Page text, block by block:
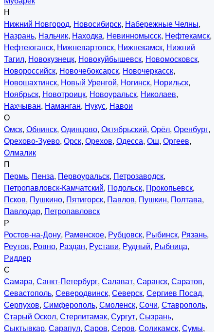
Н
Нижний Новгород, Новосибирск, Набережные Челны,
Назрань, Нальчик, Находка, Невинномысск, Нефтекамск,
Нефтеюганск, Нижневартовск, Нижнекамск, Нижний
Тагил, Новокузнецк, Новокуйбышевск, Новомосковск,
Новороссийск, Новочебоксарск, Новочеркасск,
Новошахтинск, Новый Уренгой, Ногинск, Норильск,
Ноябрьск, Новотроицк, Новоуральск, Николаев,
Нахчыван, Наманган, Нукус, Навои
О
Омск, Обнинск, Одинцово, Октябрьский, Орёл, Оренбург,
Орехово-Зуево, Орск, Орехов, Одесса, Ош, Оргеев,
Олмалик
П
Пермь, Пенза, Первоуральск, Петрозаводск,
Петропавловск-Камчатский, Подольск, Прокопьевск,
Псков, Пушкино, Пятигорск, Павлов, Пушкин, Полтава,
Павлодар, Петропавловск
Р
Ростов-на-Дону, Раменское, Рубцовск, Рыбинск, Рязань,
Реутов, Ровно, Раздан, Рустави, Рудный, Рыбница,
Риддер
С
Самара, Санкт-Петербург, Салават, Саранск, Саратов,
Севастополь, Северодвинск, Северск, Сергиев Посад,
Серпухов, Симферополь, Смоленск, Сочи, Ставрополь,
Старый Оскол, Стерлитамак, Сургут, Сызрань,
Сыктывкар, Сарапул, Саров, Серов, Соликамск, Сумы,